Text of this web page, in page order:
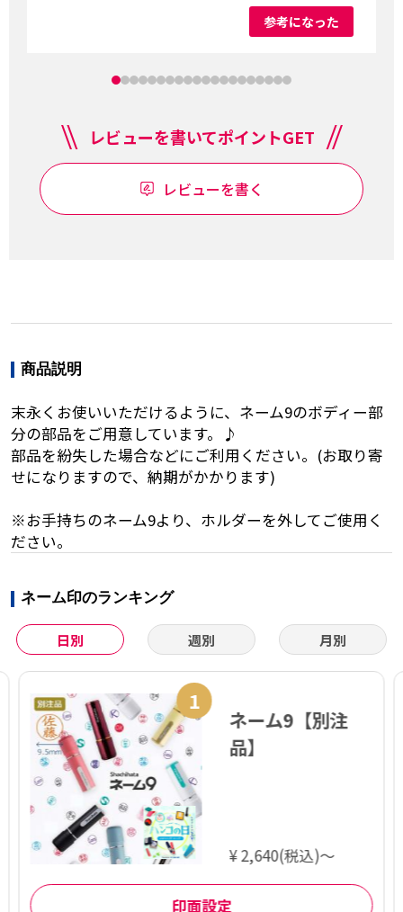
参考になった
レビューを書いてポイントGET
レビューを書く
商品説明
末永くお使いいただけるように、ネーム9のボディー部
分の部品をご用意しています。♪
部品を紛失した場合などにご利用ください。(お取り寄
せになりますので、納期がかかります)
※お手持ちのネーム9より、ホルダーを外してご使用く
ださい。
ネーム印のランキング
日別 週別 月別
1
ネーム9【別注
品】
¥ 2,640(税込)～
印面設定